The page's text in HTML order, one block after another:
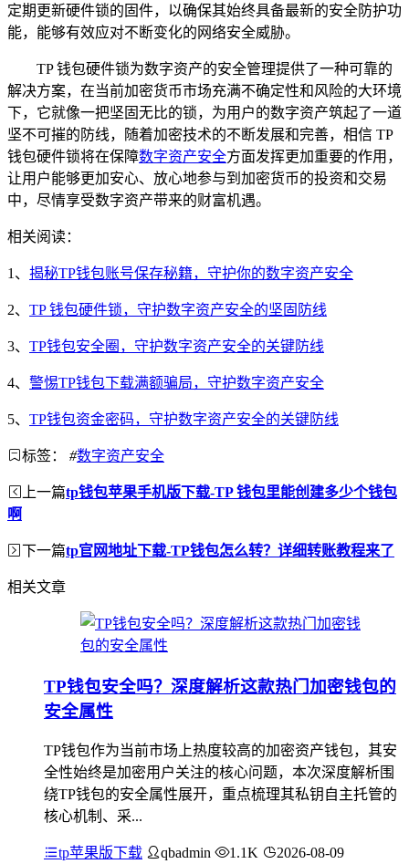
定期更新硬件锁的固件，以确保其始终具备最新的安全防护功
能，能够有效应对不断变化的网络安全威胁。
TP 钱包硬件锁为数字资产的安全管理提供了一种可靠的
解决方案，在当前加密货币市场充满不确定性和风险的大环境
下，它就像一把坚固无比的锁，为用户的数字资产筑起了一道
坚不可摧的防线，随着加密技术的不断发展和完善，相信 TP
钱包硬件锁将在保障数字资产安全方面发挥更加重要的作用，
让用户能够更加安心、放心地参与到加密货币的投资和交易
中，尽情享受数字资产带来的财富机遇。
相关阅读：
1、 揭秘TP钱包账号保存秘籍，守护你的数字资产安全
2、 TP 钱包硬件锁，守护数字资产安全的坚固防线
3、 TP钱包安全圈，守护数字资产安全的关键防线
4、 警惕TP钱包下载满额骗局，守护数字资产安全
5、 TP钱包资金密码，守护数字资产安全的关键防线
标签： #数字资产安全
上一篇tp钱包苹果手机版下载-TP 钱包里能创建多少个钱包
啊
下一篇tp官网地址下载-TP钱包怎么转？详细转账教程来了
相关文章
TP钱包安全吗？深度解析这款热门加密钱包的
安全属性
TP钱包作为当前市场上热度较高的加密资产钱包，其安
全性始终是加密用户关注的核心问题，本次深度解析围
绕TP钱包的安全属性展开，重点梳理其私钥自主托管的
核心机制、采...
tp苹果版下载 qbadmin 1.1K 2026-08-09